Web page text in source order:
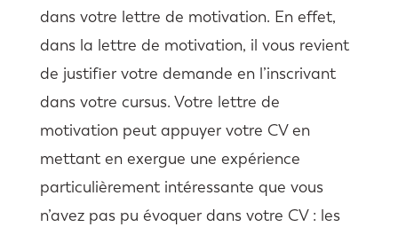
dans votre lettre de motivation. En effet,
dans la lettre de motivation, il vous revient
de justifier votre demande en l’inscrivant
dans votre cursus. Votre lettre de
motivation peut appuyer votre CV en
mettant en exergue une expérience
particulièrement intéressante que vous
n’avez pas pu évoquer dans votre CV : les